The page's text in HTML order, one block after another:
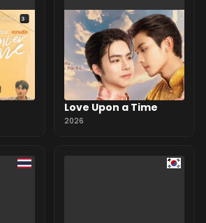
Love Upon a Time
2026